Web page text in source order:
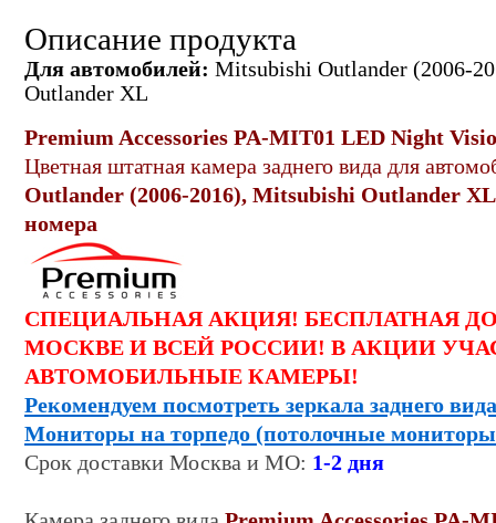
Описание продукта
Для автомобилей: Mitsubishi Outlander (2006-
Outlander XL
Premium Accessories PA-MIT01 LED Night
Цветная штатная камера заднего вида для
Outlander (2006-2016), Mitsubishi Outlander
номера
СПЕЦИАЛЬНАЯ АКЦИЯ! БЕСПЛАТНАЯ
МОСКВЕ И ВСЕЙ РОССИИ! В АКЦИИ
АВТОМОБИЛЬНЫЕ КАМЕРЫ!
Рекомендуем посмотреть зеркала заднего
Мониторы на торпедо (потолочные
Срок доставки Москва и МО: 1-2 дня